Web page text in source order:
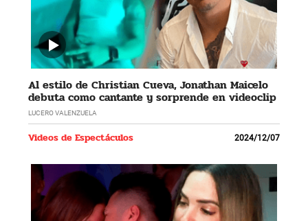
Al estilo de Christian Cueva, Jonathan Maicelo
debuta como cantante y sorprende en videoclip
LUCERO VALENZUELA
Videos de Espectáculos 2024/12/07